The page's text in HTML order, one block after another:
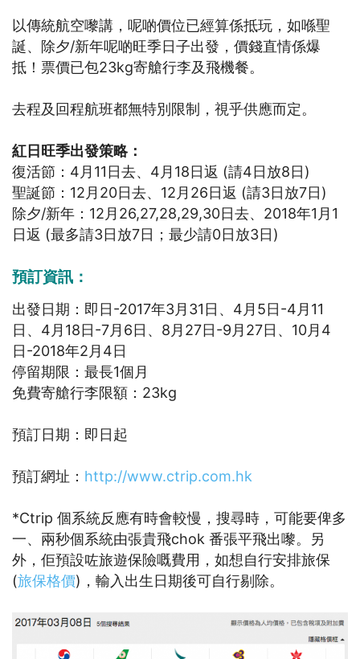
以傳統航空嚟講，呢啲價位已經算係抵玩，如喺聖
誕、除夕/新年呢啲旺季日子出發，價錢直情係爆
抵！票價已包23kg寄艙行李及飛機餐。
去程及回程航班都無特別限制，視乎供應而定。
紅日旺季出發策略：
復活節：4月11日去、4月18日返 (請4日放8日)
聖誕節：12月20日去、12月26日返 (請3日放7日)
除夕/新年：12月26,27,28,29,30日去、2018年1月1
日返 (最多請3日放7日；最少請0日放3日)
預訂資訊：
出發日期：即日-2017年3月31日、4月5日-4月11
日、4月18日-7月6日、8月27日-9月27日、10月4
日-2018年2月4日
停留期限：最長1個月
免費寄艙行李限額：23kg
預訂日期：即日起
預訂網址： http://www.ctrip.com.hk
*Ctrip 個系統反應有時會較慢，搜尋時，可能要俾多
一、兩秒個系統由張貴飛chok 番張平飛出嚟。另
外，佢預設咗旅遊保險嘅費用，如想自行安排旅保
(旅保格價)，輸入出生日期後可自行剔除。